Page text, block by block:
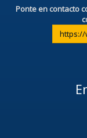
Ponte en contacto
https://